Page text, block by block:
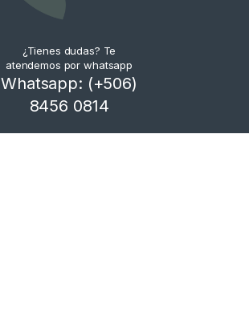
¿Tienes dudas? Te
atendemos por whatsapp
Whatsapp: (+506)
8456 0814